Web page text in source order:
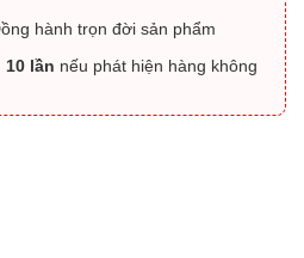
hành trọn đời sản phẩm
10 lần nếu phát hiện hàng không